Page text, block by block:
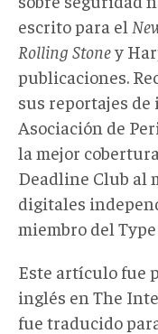
escrito para el
Rolling Stoney
publicaciones.
sus reportajes
Asociación de
la mejor
Deadline Club al
digitales
miembro del
Este artículo fue
inglés en The
fue traducido